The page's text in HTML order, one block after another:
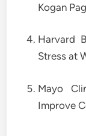
Kogan
Harvard
Stress at
Mayo
Improve